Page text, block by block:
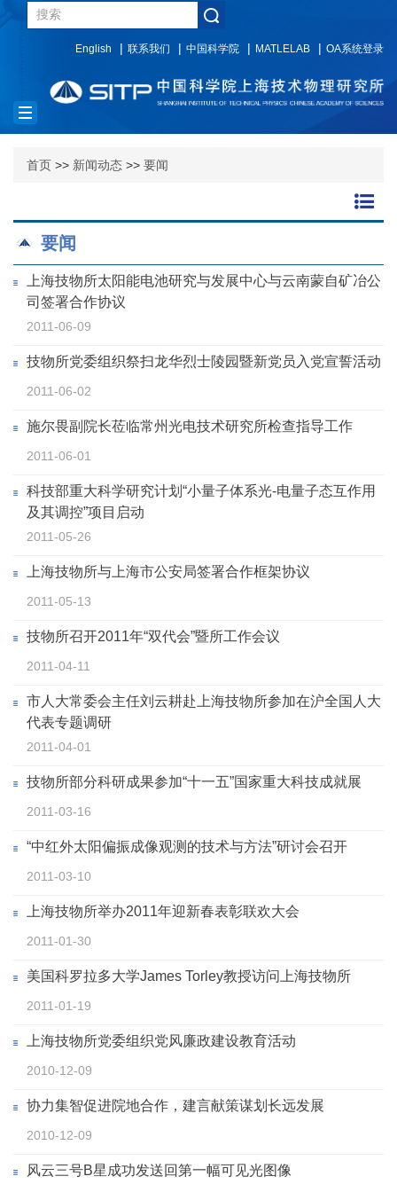
English 联系我们 中国科学院 MATLELAB OA系统登录
Toggle
navigation
首页 >> 新闻动态 >> 要闻
要闻
上海技物所太阳能电池研究与发展中心与云南蒙自矿冶公
司签署合作协议
2011-06-09
技物所党委组织祭扫龙华烈士陵园暨新党员入党宣誓活动
2011-06-02
施尔畏副院长莅临常州光电技术研究所检查指导工作
2011-06-01
科技部重大科学研究计划“小量子体系光-电量子态互作用
及其调控”项目启动
2011-05-26
上海技物所与上海市公安局签署合作框架协议
2011-05-13
技物所召开2011年“双代会”暨所工作会议
2011-04-11
市人大常委会主任刘云耕赴上海技物所参加在沪全国人大
代表专题调研
2011-04-01
技物所部分科研成果参加“十一五”国家重大科技成就展
2011-03-16
“中红外太阳偏振成像观测的技术与方法”研讨会召开
2011-03-10
上海技物所举办2011年迎新春表彰联欢大会
2011-01-30
美国科罗拉多大学James Torley教授访问上海技物所
2011-01-19
上海技物所党委组织党风廉政建设教育活动
2010-12-09
协力集智促进院地合作，建言献策谋划长远发展
2010-12-09
风云三号B星成功发送回第一幅可见光图像